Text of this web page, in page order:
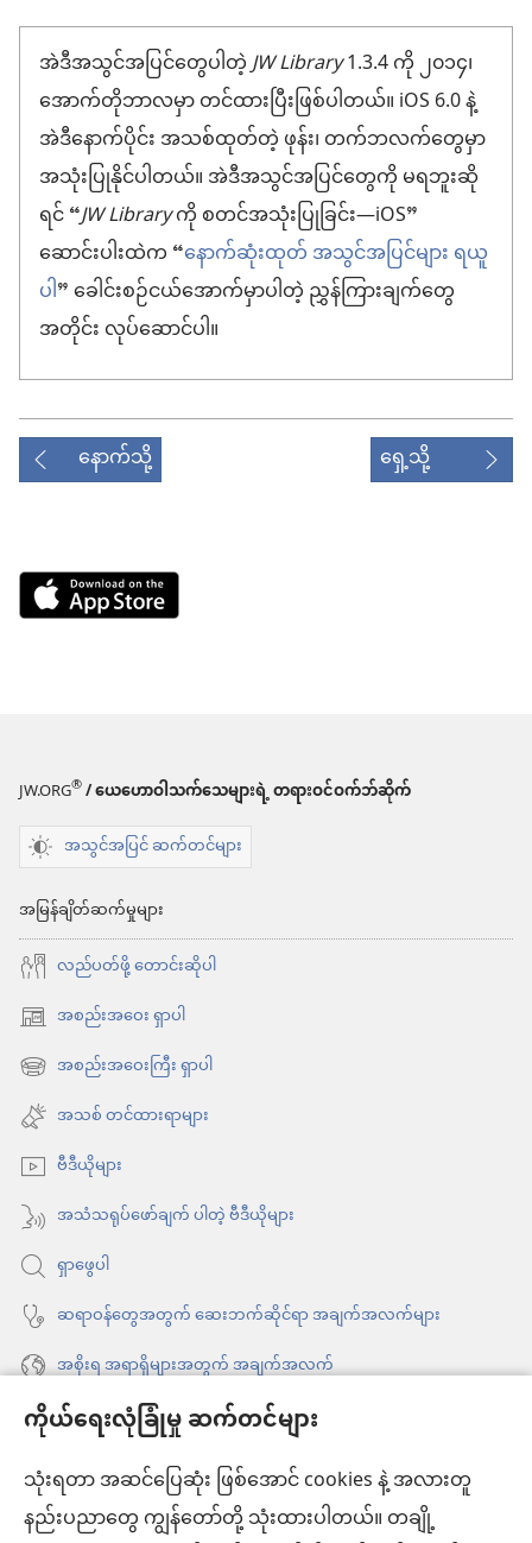
ကိုယ်ရေးလုံခြုံမှု ဆက်တင်များ
သုံးရတာ အဆင်ပြေဆုံး ဖြစ်အောင် cookies နဲ့ အလားတူ
နည်းပညာတွေ ကျွန်တော်တို့ သုံးထားပါတယ်။ တချို့
အဲဒီအသွင်အပြင်တွေပါတဲ့JW Library1.3.4 ကို ၂၀၁၄၊
အောက်တိုဘာလမှာ တင်ထားပြီးဖြစ်ပါတယ်။ iOS 6.0 နဲ့
အဲဒီနောက်ပိုင်း အသစ်ထုတ်တဲ့ ဖုန်း၊ တက်ဘလက်တွေမှာ
အသုံးပြုနိုင်ပါတယ်။ အဲဒီအသွင်အပြင်တွေကို မရဘူးဆို
ရင် “JW Libraryကို စတင်အသုံးပြုခြင်း—iOS”
ဆောင်းပါးထဲက “နောက်ဆုံးထုတ် အသွင်အပြင်များ ရယူ
ပါ” ခေါင်းစဉ်ငယ်အောက်မှာပါတဲ့ ညွှန်ကြားချက်တွေ
အတိုင်း လုပ်ဆောင်ပါ။
နောက်သို့ ရှေ့သို့
Download
on
(window
အသစ်
ဖွ
နေ
ပါ
တယ်)
JW.ORG®/ ယေဟောဝါသက်သေများရဲ့ တရားဝင်ဝက်ဘ်ဆိုက်
အသွင်အပြင် ဆက်တင်များ
အမြန်ချိတ်ဆက်မှုများ
လည်ပတ်ဖို့ တောင်းဆိုပါ
အစည်းအဝေး ရှာပါ
(window
အသစ်
င့်
နေ
ပါ
တယ်)
အစည်းအဝေးကြီး ရှာပါ
(window
အသစ်
င့်
နေ
ပါ
တယ်)
အသစ် တင်ထားရာများ
ဗီဒီယိုများ
အသံသရုပ်ဖော်ချက် ပါတဲ့ ဗီဒီယိုများ
ရှာဖွေပါ
ဆရာဝန်တွေအတွက် ဆေးဘက်ဆိုင်ရာ အချက်အလက်များ
အစိုးရ အရာရှိများအတွက် အချက်အလက်
အကူအညီ
အလှူငွေ
(window
အသစ်